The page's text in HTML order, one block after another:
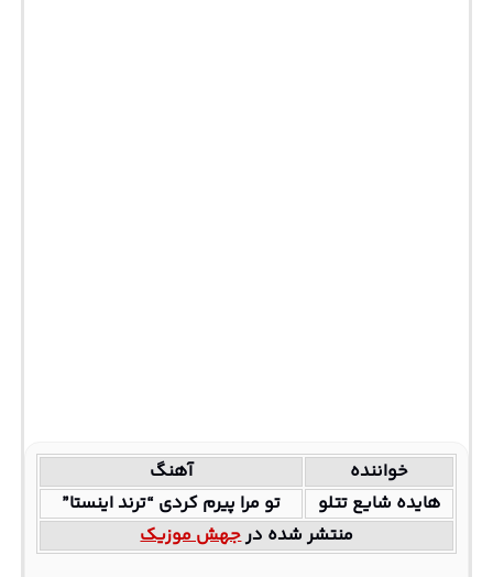
خواننده
آهنگ
هایده شایع تتلو
تو مرا پیرم کردی “ترند اینستا”
منتشر شده درجهش موزیک